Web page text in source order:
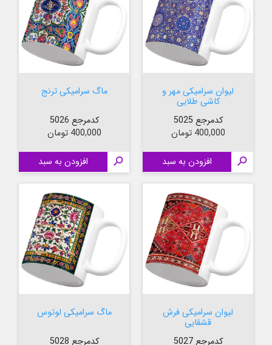
لیوان سرامیکی مهر و
کاشی طلایی
کدمرجع 5025
قیمت
400,000 تومان
 افزودن به سبد
ماگ سرامیکی ترنج
کدمرجع 5026
قیمت
400,000 تومان
 افزودن به سبد
لیوان سرامیکی فرش
قشقایی
کدمرجع 5027
ماگ سرامیکی لوتوس
کدمرجع 5028